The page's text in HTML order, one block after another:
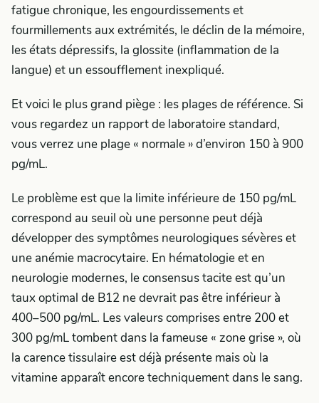
fatigue chronique, les engourdissements et
fourmillements aux extrémités, le déclin de la mémoire,
les états dépressifs, la glossite (inflammation de la
langue) et un essoufflement inexpliqué.
Et voici le plus grand piège : les plages de référence. Si
vous regardez un rapport de laboratoire standard,
vous verrez une plage « normale » d’environ 150 à 900
pg/mL.
Le problème est que la limite inférieure de 150 pg/mL
correspond au seuil où une personne peut déjà
développer des symptômes neurologiques sévères et
une anémie macrocytaire. En hématologie et en
neurologie modernes, le consensus tacite est qu’un
taux optimal de B12 ne devrait pas être inférieur à
400–500 pg/mL. Les valeurs comprises entre 200 et
300 pg/mL tombent dans la fameuse « zone grise », où
la carence tissulaire est déjà présente mais où la
vitamine apparaît encore techniquement dans le sang.